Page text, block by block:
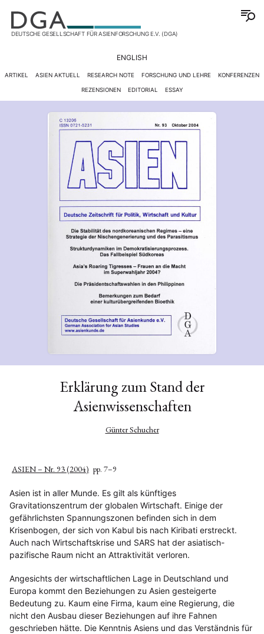
DEUTSCHE GESELLSCHAFT FÜR ASIENFORSCHUNG E.V. (DGA)
ENGLISH
ARTIKEL ASIEN AKTUELL RESEARCH NOTE FORSCHUNG UND LEHRE KONFERENZEN
REZENSIONEN EDITORIAL ESSAY
Erklärung zum Stand der
Asienwissenschaften
Günter Schucher
ASIEN – Nr. 93 (2004) pp. 7–9
Asien ist in aller Munde. Es gilt als künftiges
Gravitationszentrum der globalen Wirtschaft. Einige der
gefährlichsten Spannungszonen befinden sich in dem
Krisenbogen, der sich von Kabul bis nach Kiribati erstreckt.
Auch nach Wirtschaftskrise und SARS hat der asiatisch-
pazifische Raum nicht an Attraktivität verloren.
Angesichts der wirtschaftlichen Lage in Deutschland und
Europa kommt den Beziehungen zu Asien gesteigerte
Bedeutung zu. Kaum eine Firma, kaum eine Regierung, die
nicht den Ausbau dieser Beziehungen auf ihre Fahnen
geschrieben hätte. Die Kenntnis Asiens und das Verständnis für